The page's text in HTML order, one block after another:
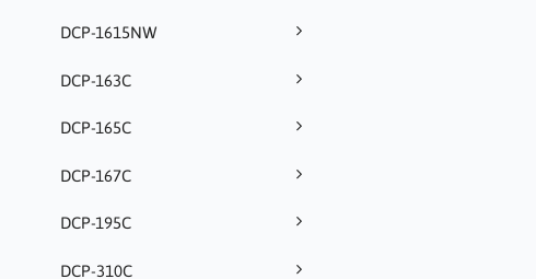
DCP-1615NW
DCP-163C
DCP-165C
DCP-167C
DCP-195C
DCP-310C